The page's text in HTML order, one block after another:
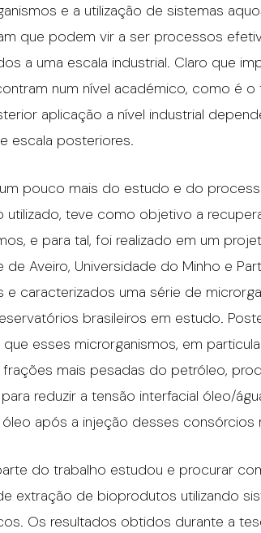
e a utilização de sistemas
que podem vir a ser processos
a uma escala industrial. Claro que
num nível académico, como é
aplicação a nível industrial
escala posteriores.
pouco mais do estudo e do
utilizado, teve como objetivo a
e para tal, foi realizado em um
de Aveiro, Universidade do Minho e
e caracterizados uma série de
brasileiros em estudo.
esses microrganismos, em
mais pesadas do petróleo,
reduzir a tensão interfacial óleo/
após a injeção desses consórcios
do trabalho estudou e procurar
extração de bioprodutos utilizando
Os resultados obtidos durante a